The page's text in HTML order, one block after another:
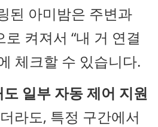
된 아미밤은 주변과
켜져서 “내 거 연결
체크할 수 있습니다.
일부 자동 제어 지원
라도, 특정 구간에서